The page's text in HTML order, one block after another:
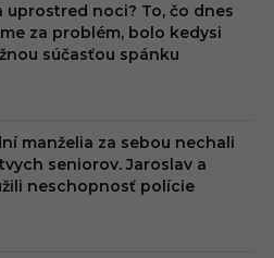
uprostred noci? To, čo dnes
za problém, bolo kedysi
súčasťou spánku
manželia za sebou nechali
seniorov. Jaroslav a
neschopnosť polície